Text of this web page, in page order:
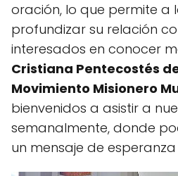
oración, lo que permite a
profundizar su relación
interesados en conocer
Cristiana Pentecostés
Movimiento Misionero
bienvenidos a asistir a
semanalmente, donde
un mensaje de esperanza